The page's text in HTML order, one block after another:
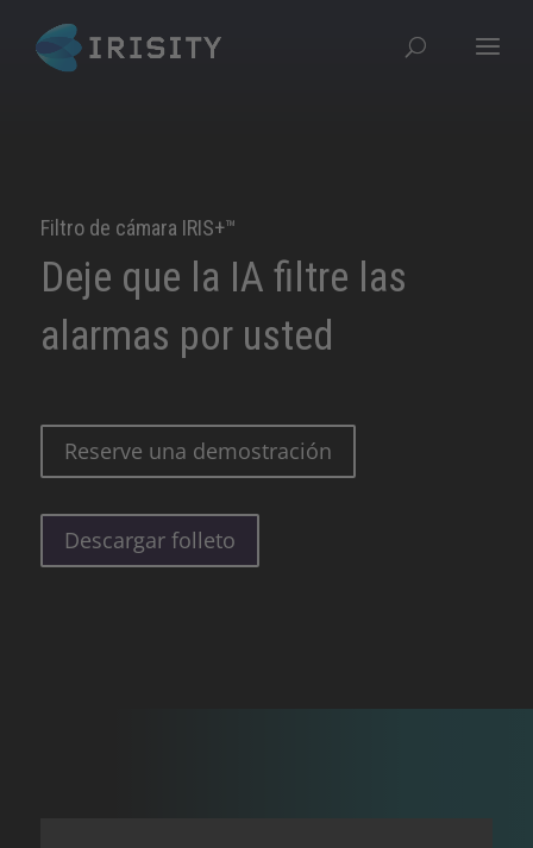
Filtro de cámara IRIS+™
Deje que la IA filtre las
alarmas por usted
Reserve una demostración
Descargar folleto